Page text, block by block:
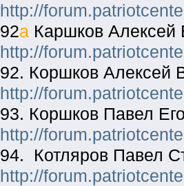
http://
92аКаршков Алексей
http://
92. Коршков Алексей
http://
93. Коршков Павел
http://
94. Котляров Павел
http://